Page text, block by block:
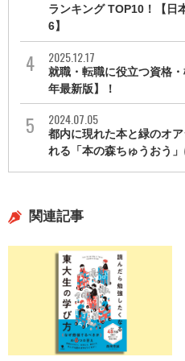
ランキング TOP10！【日
6】
2025.12.17
就職・転職に役立つ資格
年最新版】！
2024.07.05
都内に現れた本と緑のオ
れる「本の森ちゅうおう
関連記事